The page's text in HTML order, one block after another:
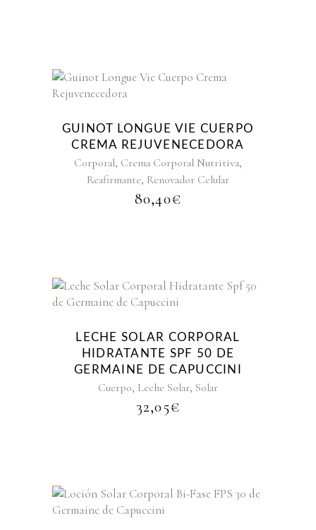
GUINOT LONGUE VIE CUERPO
CREMA REJUVENECEDORA
Corporal, Crema Corporal Nutritiva,
Reafirmante, Renovador Celular
80,40€
LECHE SOLAR CORPORAL
HIDRATANTE SPF 50 DE
GERMAINE DE CAPUCCINI
Cuerpo, Leche Solar, Solar
32,05€